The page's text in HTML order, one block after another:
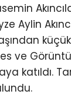
Aylin
ve
katıldı.